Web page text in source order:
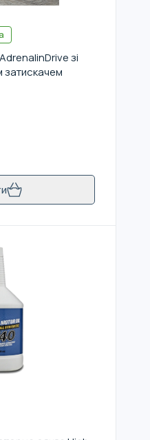
зі
затискачем